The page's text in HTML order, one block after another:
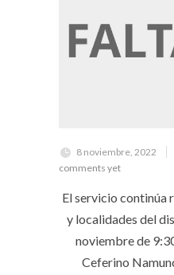
8 noviembre, 2022
comments yet
El servicio continúa
y localidades del
noviembre de
Ceferino